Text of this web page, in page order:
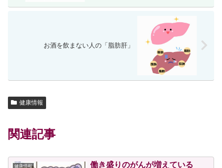
お酒を飲まない人の「脂肪肝」
健康情報
関連記事
健康情報 働き盛りのがんが増えている